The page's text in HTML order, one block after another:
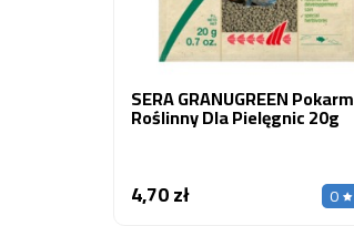
SERA GRANUGREEN Pokarm
Roślinny Dla Pielęgnic 20g
4,70 złCena 0